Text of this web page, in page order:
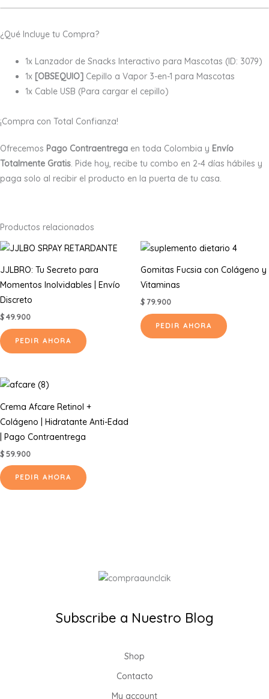
¿Qué Incluye tu Compra?
1x Lanzador de Snacks Interactivo para Mascotas (ID: 3079)
1x [OBSEQUIO] Cepillo a Vapor 3-en-1 para Mascotas
1x Cable USB (Para cargar el cepillo)
¡Compra con Total Confianza!
Ofrecemos Pago Contraentrega en toda Colombia y Envío
Totalmente Gratis. Pide hoy, recibe tu combo en 2-4 días hábiles y
paga solo al recibir el producto en la puerta de tu casa.
Productos relacionados
JJLBRO: Tu Secreto para
Momentos Inolvidables | Envío
Discreto
$49.900
PEDIR AHORA
Gomitas Fucsia con Colágeno y
Vitaminas
$ 79.900
PEDIR AHORA
Crema Afcare Retinol +
Colágeno | Hidratante Anti-Edad
| Pago Contraentrega
$59.900
PEDIR AHORA
Subscribe a Nuestro Blog
Shop
Contacto
My account